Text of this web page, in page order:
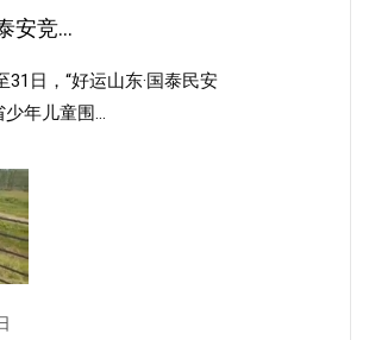
安竞...
31日，“好运山东·国泰民安
年儿童围...